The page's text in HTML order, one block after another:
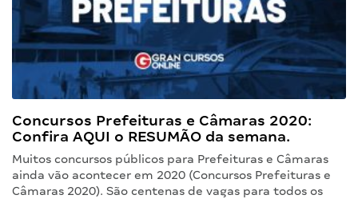
Concursos Prefeituras e Câmaras 2020:
Confira AQUI o RESUMÃO da semana.
Muitos concursos públicos para Prefeituras e Câmaras
ainda vão acontecer em 2020 (Concursos Prefeituras e
Câmaras 2020). São centenas de vagas para todos os